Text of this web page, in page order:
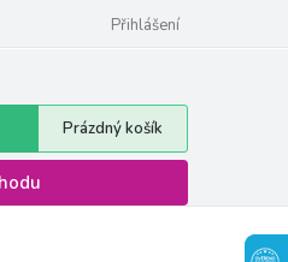
od smlouvy
Přihlášení
Nákupní
košík
Prázdný košík